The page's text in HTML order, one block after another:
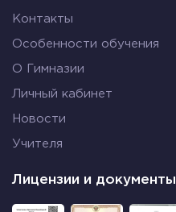
Контакты
Особенности обучения
О Гимназии
Личный кабинет
Новости
Учителя
Лицензии и документы